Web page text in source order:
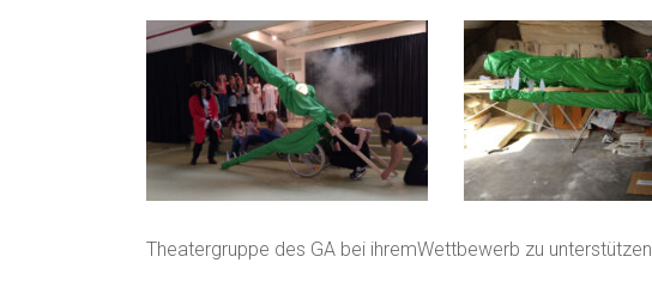
Theatergruppe des GA bei ihremWettbewerb zu unterstützen.